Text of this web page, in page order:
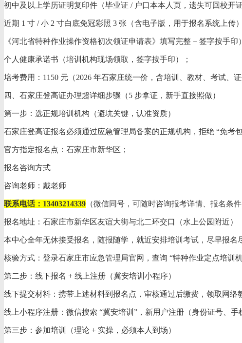
初中及以上学历证明复印件（毕业证 / 户口本本人页，遗失可回校开
近期 1 寸 / 小 2 寸白底免冠彩照 3 张（含电子版，用于报名系统上传）
《河北省特种作业操作资格初次领证申请表》填写完整 + 签字按手印
个人健康承诺书（培训机构现场领取，签字按手印）；
培考费用：1150 元（2026 年石家庄统一价，含培训、教材、考试、
四、石家庄登高证办理超详细步骤（5 步拿证，新手直接照做）
第一步：选正规培训机构（避坑关键，认准资质）
石家庄登高证报名必须通过应急管理局备案的正规机构，拒绝 “免考
官方指定报名点：石家庄市新华区；
报名咨询方式
咨询老师：戴老师
联系电话：13403214339 （微信同号，可随时咨询报考详情、报名条
报名地址：石家庄市新华区友谊大街与北二环交口（水上公园附近）
本中心全年无休接受报名，随报随学，就近安排培训考试，尽早报名
核验方式：登录石家庄市应急管理局官网，查询 “特种作业定点培训机
第二步：线下报名 + 线上注册（冀安培训小程序）
线下提交材料：携带上述材料到报名点，审核通过后缴费，领取网络
线上小程序注册：微信搜索 “冀安培训”，新用户注册（身份证号、
第三步：参加培训（理论 + 实操，必须本人到场）